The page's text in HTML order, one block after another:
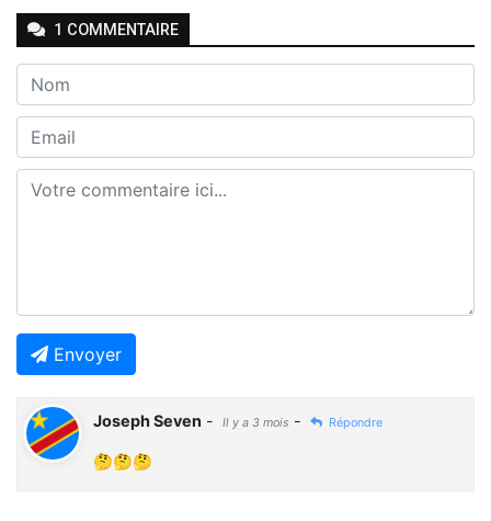
1 COMMENTAIRE
Envoyer
Joseph Seven - Il y a 3 mois - Répondre
🤔🤔🤔